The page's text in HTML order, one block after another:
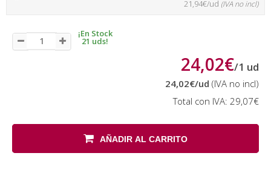
21,94€/ud (IVA no incl)
¡En Stock
21 uds!
24,02€/1 ud
24,02€/ud (IVA no incl)
Total con IVA: 29,07€
AÑADIR AL CARRITO